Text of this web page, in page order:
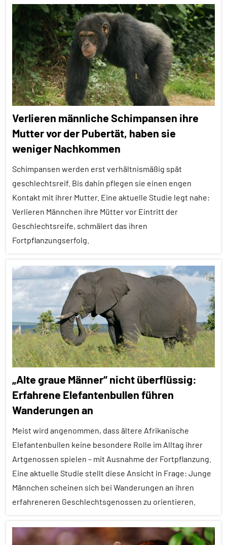
Mensch-
Beziehung
Säugetiere
Wirbeltiere
Adoleszenz
Artikel
Alle
Themen
Alle
Tiergruppen
Erfahrungen
aktuell
Lernen
und
Kognition
Orientierung
Umwelteinflüsse
Wirbeltiere
Verlieren männliche Schimpansen ihre
Mutter vor der Pubertät, haben sie
weniger Nachkommen
Schimpansen werden erst verhältnismäßig spät
geschlechtsreif. Bis dahin pflegen sie einen engen
Kontakt mit ihrer Mutter. Eine aktuelle Studie legt nahe:
Verlieren Männchen ihre Mütter vor Eintritt der
Geschlechtsreife, schmälert das ihren
Fortpflanzungserfolg.
Adoleszenz
Affiliation
Alle
Artikel
Alle
Themen
Tiergruppen
Forschung
Fortpflanzung
Säugetiere
Soziale
„Alte graue Männer“ nicht überflüssig:
Erfahrene Elefantenbullen führen
Wanderungen an
Meist wird angenommen, dass ältere Afrikanische
Elefantenbullen keine besondere Rolle im Alltag ihrer
Artgenossen spielen – mit Ausnahme der Fortpflanzung.
Eine aktuelle Studie stellt diese Ansicht in Frage: Junge
Männchen scheinen sich bei Wanderungen an ihren
erfahreneren Geschlechtsgenossen zu orientieren.
Adoleszenz